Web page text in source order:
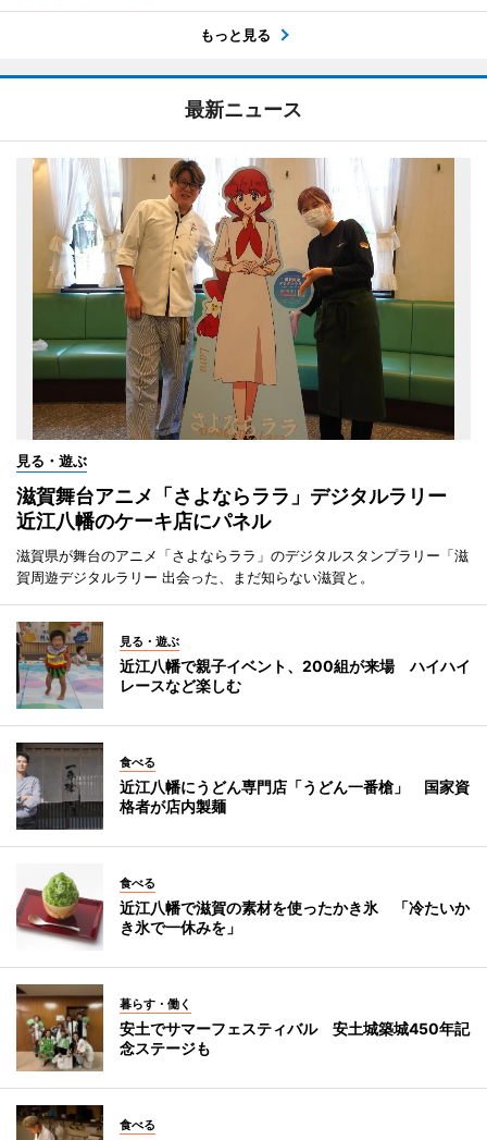
もっと見る
最新ニュース
見る・遊ぶ
滋賀舞台アニメ「さよならララ」デジタルラリー
近江八幡のケーキ店にパネル
滋賀県が舞台のアニメ「さよならララ」のデジタルスタンプラリー「滋
賀周遊デジタルラリー 出会った、まだ知らない滋賀と。
見る・遊ぶ
近江八幡で親子イベント、200組が来場 ハイハイ
レースなど楽しむ
食べる
近江八幡にうどん専門店「うどん一番槍」 国家資
格者が店内製麺
食べる
近江八幡で滋賀の素材を使ったかき氷 「冷たいか
き氷で一休みを」
暮らす・働く
安土でサマーフェスティバル 安土城築城450年記
念ステージも
食べる